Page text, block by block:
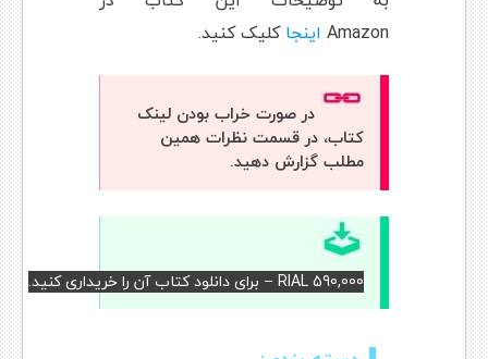
Amazon اینجاکلیک کنید.
در صورت خراب بودن لینک
کتاب، در قسمت نظرات همین
مطلب گزارش دهید.
RIAL 590,000 – برای دانلود کتاب آن را خریداری کنید.